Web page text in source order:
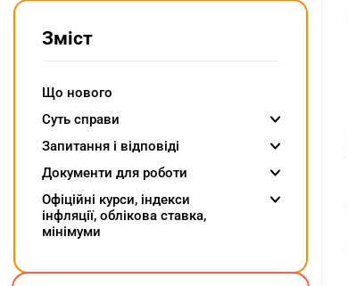
Зміст
Що нового
Суть справи
Запитання і відповіді
Документи для роботи
Oфіційні курси, індекcи
інфляції, облікова ставка,
мінімуми